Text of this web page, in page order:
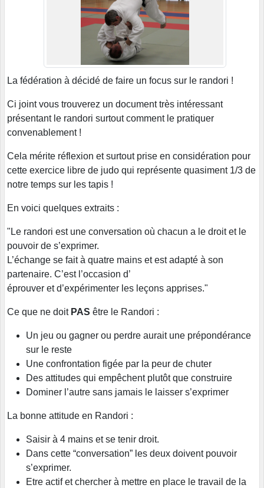
La fédération à décidé de faire un focus sur le randori !
Ci joint vous trouverez un document très intéressant
présentant le randori surtout comment le pratiquer
convenablement !
Cela mérite réflexion et surtout prise en considération pour
cette exercice libre de judo qui représente quasiment 1/3 de
notre temps sur les tapis !
En voici quelques extraits :
"Le randori est une conversation où chacun a le droit et le
pouvoir de s’exprimer.
L’échange se fait à quatre mains et est adapté à son
partenaire. C’est l’occasion d’
éprouver et d’expérimenter les leçons apprises."
Ce que ne doit PAS être le Randori :
Un jeu ou gagner ou perdre aurait une prépondérance
sur le reste
Une confrontation figée par la peur de chuter
Des attitudes qui empêchent plutôt que construire
Dominer l’autre sans jamais le laisser s’exprimer
La bonne attitude en Randori :
Saisir à 4 mains et se tenir droit.
Dans cette “conversation” les deux doivent pouvoir
s’exprimer.
Etre actif et chercher à mettre en place le travail de la